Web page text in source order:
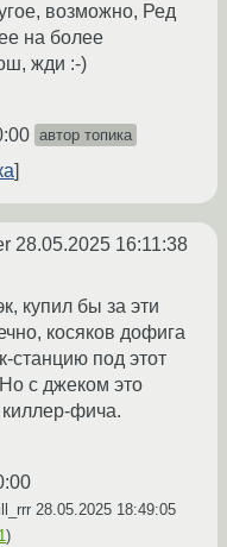
возможно, Ред
на более
жди :-)
автор топика
28.05.2025 16:11:38
купил бы за эти
косяков дофига
станцию под этот
с джеком это
фича.
28.05.2025 18:49:05
)